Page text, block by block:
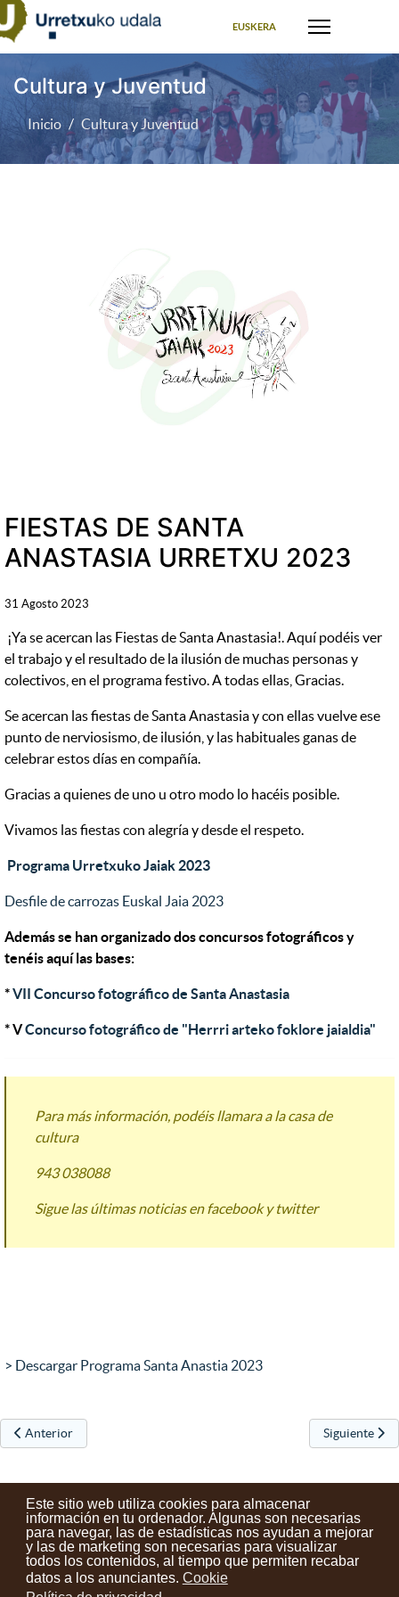
Este sitio web utiliza cookies para almacenar
información en tu ordenador. Algunas son necesarias
para navegar, las de estadísticas nos ayudan a mejorar
y las de marketing son necesarias para visualizar
todos los contenidos, al tiempo que permiten recabar
datos a los anunciantes. Cookie
EUSKERA
Cultura y Juventud
Inicio Cultura y Juventud
FIESTAS DE SANTA
ANASTASIA URRETXU 2023
31 Agosto 2023
¡Ya se acercan las Fiestas de Santa Anastasia!. Aquí podéis ver
el trabajo y el resultado de la ilusión de muchas personas y
colectivos, en el programa festivo. A todas ellas, Gracias.
Se acercan las fiestas de Santa Anastasia y con ellas vuelve ese
punto de nerviosismo, de ilusión, y las habituales ganas de
celebrar estos días en compañía.
Gracias a quienes de uno u otro modo lo hacéis posible.
Vivamos las fiestas con alegría y desde el respeto.
Programa Urretxuko Jaiak 2023
Desfile de carrozas Euskal Jaia 2023
Además se han organizado dos concursos fotográficos y
tenéis aquí las bases:
*VII Concurso fotográfico de Santa Anastasia
* VConcurso fotográfico de "Herrri arteko foklore jaialdia"
Para más información, podéis llamara a la casa de
cultura
943 038088
Sigue las últimas noticias en facebook y twitter
> Descargar Programa Santa Anastia 2023
Artículo anterior: EXCURSIÓN MINERALÓGICA A LA RIOJA:
Anterior Artículo
Siguiente
Contactos Condiciones de uso Aviso legal
Noticias
Tu opinión cuenta